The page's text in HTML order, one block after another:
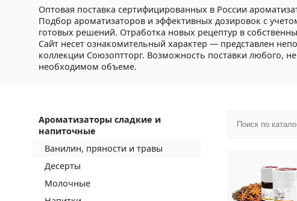
Оптовая поставка сертифицированных в России
Подбор ароматизаторов и эффективных дозировок с
готовых решений. Отработка новых рецептур в
Сайт несет ознакомительный характер — представлен
коллекции Союзоптторг. Возможность поставки любого,
необходимом объеме.
Ароматизаторы сладкие и
напиточные
Ванилин, пряности и травы
Десерты
Молочные